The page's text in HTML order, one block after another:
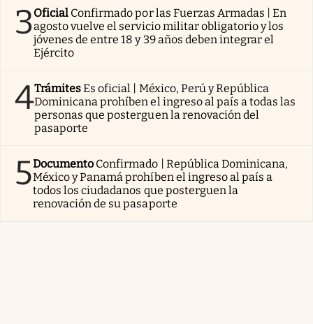
3Oficial Confirmado por las Fuerzas Armadas | En
agosto vuelve el servicio militar obligatorio y los
jóvenes de entre 18 y 39 años deben integrar el
Ejército
4TrámitesEs oficial | México, Perú y República
Dominicana prohíben el ingreso al país a todas las
personas que posterguen la renovación del
pasaporte
5Documento Confirmado | República Dominicana,
México y Panamá prohíben el ingreso al país a
todos los ciudadanos que posterguen la
renovación de su pasaporte